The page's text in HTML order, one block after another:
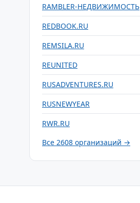
RAMBLER-НЕДВИЖИМОСТЬ
REDBOOK.RU
REMSILA.RU
REUNITED
RUSADVENTURES.RU
RUSNEWYEAR
RWR.RU
Все 2608 организаций →